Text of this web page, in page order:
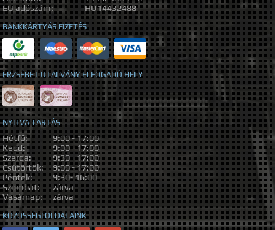
EU adószám:
HU14432488
BANKKÁRTYÁS FIZETÉS
ERZSÉBET UTALVÁNY ELFOGADÓ HELY
NYITVA TARTÁS
Hétfő:
9:00 - 17:00
Kedd:
9:00 - 17:00
Szerda:
9:30 - 17:00
Csütörtök:
9:00 - 17:00
Péntek:
9:30- 16:00
Szombat:
zárva
Vasárnap:
zárva
KÖZÖSSÉGI OLDALAINK